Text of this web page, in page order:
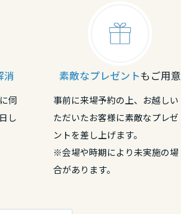
消
伺
し
素敵なプレゼントもご用意
事前に来場予約の上、お越しい
ただいたお客様に素敵なプレゼ
ントを差し上げます。
※会場や時期により未実施の場
合があります。